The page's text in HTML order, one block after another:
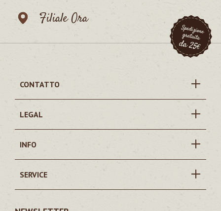
Filiale Ora
CONTATTO
LEGAL
INFO
SERVICE